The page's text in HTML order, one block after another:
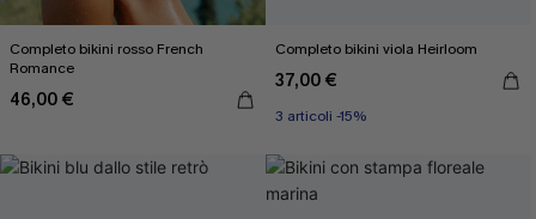
Completo bikini rosso French
Romance
46,00 €
Completo bikini viola Heirloom
37,00 €
3 articoli -15%